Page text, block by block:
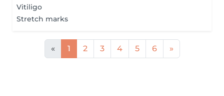
Vitiligo
Stretch marks
« 1 2 3 4 5 6 »